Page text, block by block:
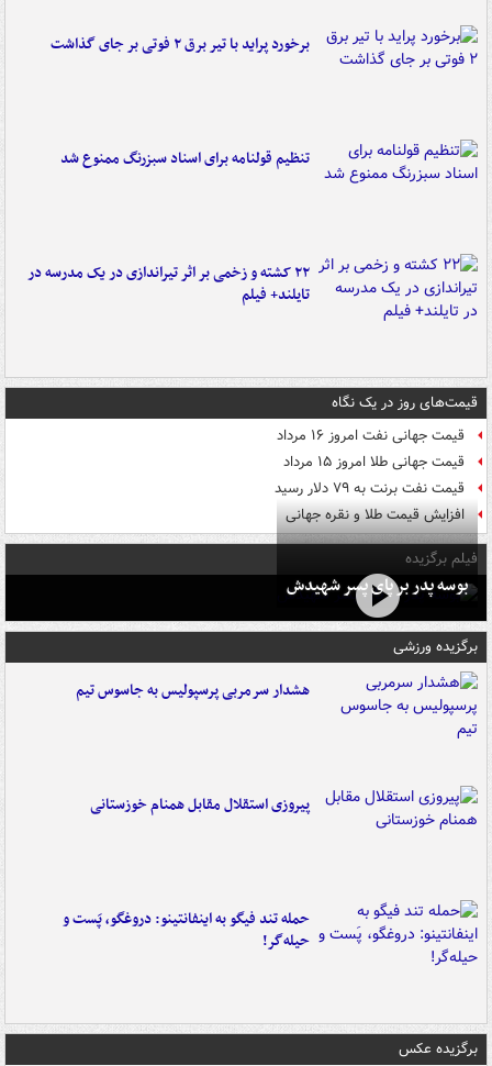
برخورد پراید با تیر برق ۲ فوتی بر جای گذاشت
تنظیم قولنامه برای اسناد سبزرنگ ممنوع شد
۲۲ کشته و زخمی بر اثر تیراندازی در یک مدرسه در
تایلند+ فیلم
قیمت‌های روز در یک نگاه
قیمت جهانی نفت امروز ۱۶ مرداد
قیمت جهانی طلا امروز ۱۵ مرداد
قیمت نفت برنت به ۷۹ دلار رسید
افزایش قیمت طلا و نقره جهانی
فیلم برگزیده
بوسه‌ پدر بر پای پسر شهیدش
برگزیده ورزشی
هشدار سرمربی پرسپولیس به جاسوس تیم
پیروزی استقلال مقابل همنام خوزستانی
حمله تند فیگو به اینفانتینو: دروغگو، پَست‌ و
حیله‌گر!
برگزیده عکس